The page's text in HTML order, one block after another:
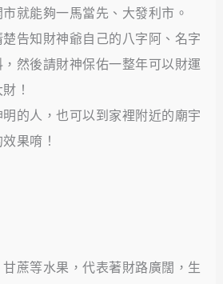
就能夠一馬當先、大發利市。
告知財神爺自己的八字阿、名字
然後請財神保佑一整年可以財運
！
的人，也可以到家裡附近的廟宇
果唷！
蔗等水果，代表著財路廣闊，生